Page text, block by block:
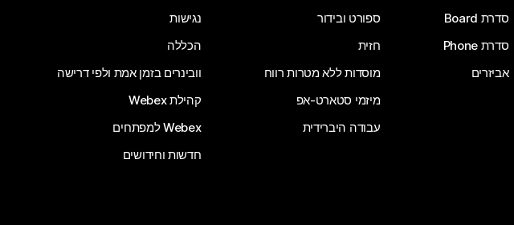
סדרת Board
סדרת Phone
אביזרים
ספורט ובידור
חזית
מוסדות ללא מטרות רווח
מיזמי סטארט-אפ
עבודה היברידית
נגישות
הכללה
וובינרים בזמן אמת ולפי דרישה
קהילת Webex
Webex למפתחים
חדשות וחידושים